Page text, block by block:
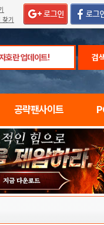
기
검
공략팬사이트